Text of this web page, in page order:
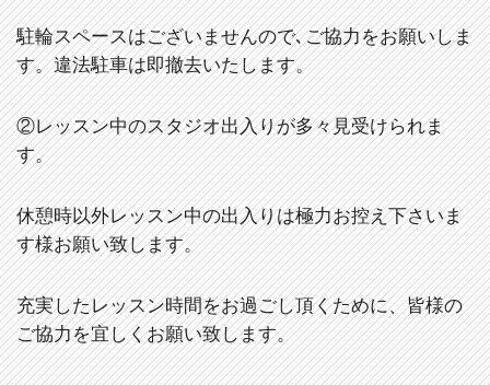
駐輪スペースはございませんので､ご協力をお願いしま
す。違法駐車は即撤去いたします。
②レッスン中のスタジオ出入りが多々見受けられま
す。
休憩時以外レッスン中の出入りは極力お控え下さいま
す様お願い致します。
充実したレッスン時間をお過ごし頂くために、皆様の
ご協力を宜しくお願い致します。